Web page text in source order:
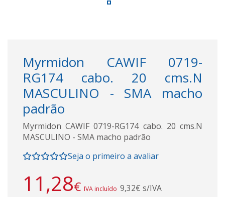
Myrmidon CAWIF 0719-
RG174 cabo. 20 cms.N
MASCULINO - SMA macho
padrão
Myrmidon CAWIF 0719-RG174 cabo. 20 cms.N
MASCULINO - SMA macho padrão
Seja o primeiro a avaliar
11,28€ IVA incluído 9,32€ s/IVA